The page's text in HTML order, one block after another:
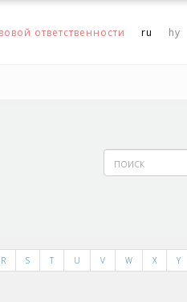
ответственности ru hy
R S T U V W X Y